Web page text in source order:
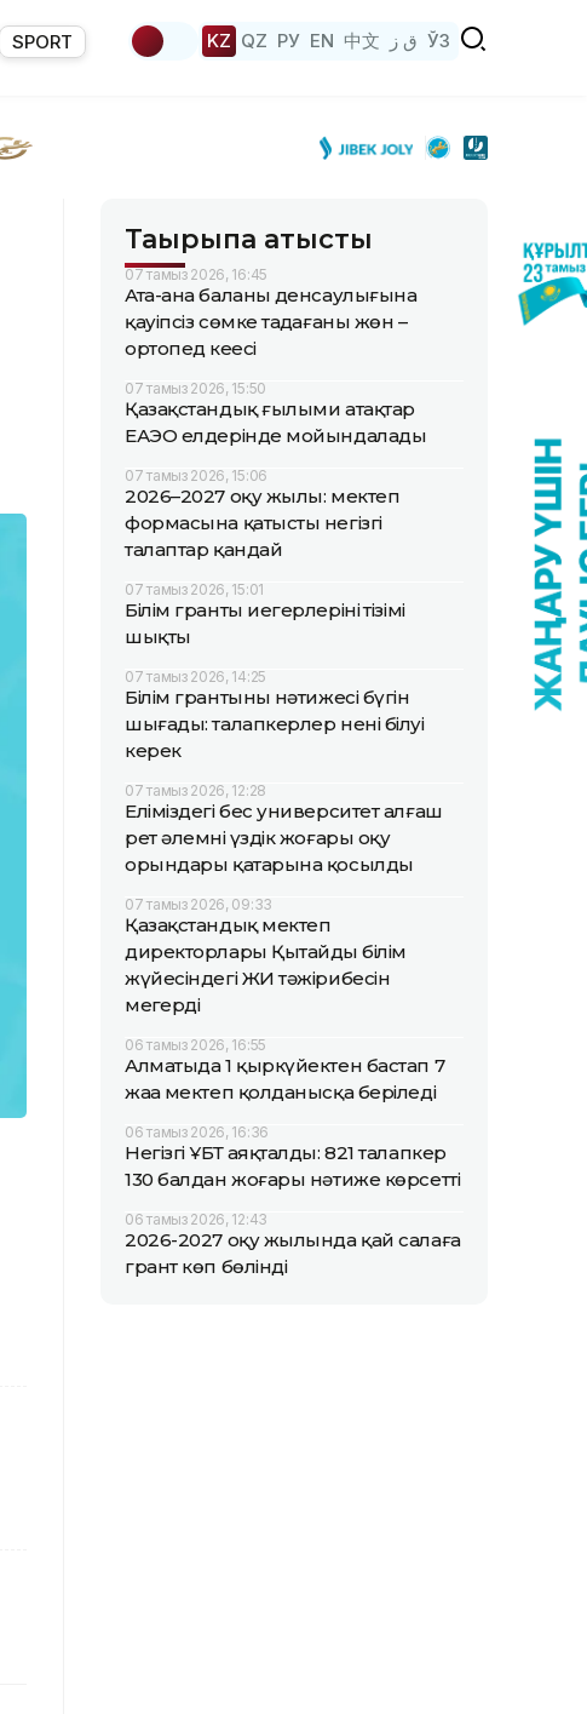
SPORT KZ QZ РУ EN 中文 ق ز ЎЗ
Тақырыпқа қатысты
07 тамыз 2026, 16:45
Ата-ана баланың денсаулығына
қауіпсіз сөмке таңдағаны жөн –
ортопед кеңесі
07 тамыз 2026, 15:50
Қазақстандық ғылыми атақтар
ЕАЭО елдерінде мойындалады
07 тамыз 2026, 15:06
2026–2027 оқу жылы: мектеп
формасына қатысты негізгі
талаптар қандай
07 тамыз 2026, 15:01
Білім гранты иегерлерінің тізімі
шықты
07 тамыз 2026, 14:25
Білім грантының нәтижесі бүгін
шығады: талапкерлер нені білуі
керек
07 тамыз 2026, 12:28
Еліміздегі бес университет алғаш
рет әлемнің үздік жоғары оқу
орындары қатарына қосылды
07 тамыз 2026, 09:33
Қазақстандық мектеп
директорлары Қытайдың білім
жүйесіндегі ЖИ тәжірибесін
меңгерді
06 тамыз 2026, 16:55
Алматыда 1 қыркүйектен бастап 7
жаңа мектеп қолданысқа беріледі
06 тамыз 2026, 16:36
Негізгі ҰБТ аяқталды: 821 талапкер
130 балдан жоғары нәтиже көрсетті
06 тамыз 2026, 12:43
2026-2027 оқу жылында қай салаға
грант көп бөлінді